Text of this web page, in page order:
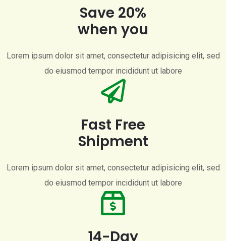
Save 20%
when you
Lorem ipsum dolor sit amet, consectetur adipisicing elit, sed
do eiusmod tempor incididunt ut labore
Fast Free
Shipment
Lorem ipsum dolor sit amet, consectetur adipisicing elit, sed
do eiusmod tempor incididunt ut labore
14-Day